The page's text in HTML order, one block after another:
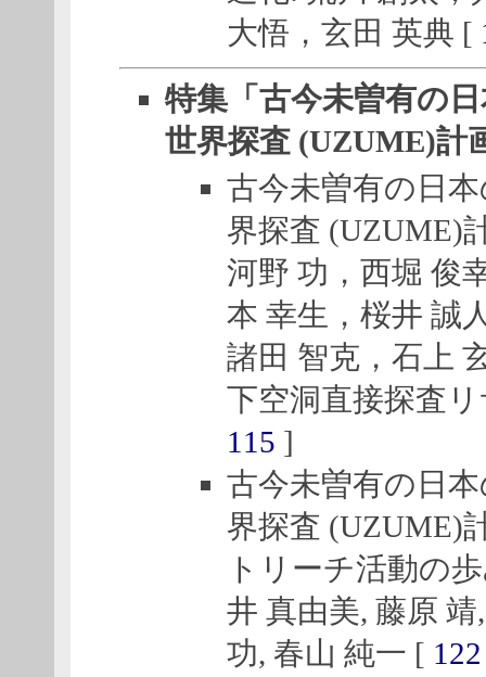
大悟，玄田 英典 [
特集「古今未曽有の
世界探査 (UZUME)計
古今未曽有の日
界探査 (UZUME)
河野 功，西堀 俊
本 幸生，桜井 誠
諸田 智克，石上
下空洞直接探査
115 ]
古今未曽有の日
界探査 (UZUME)
トリーチ活動の
井 真由美, 藤原
功, 春山 純一 [ 122